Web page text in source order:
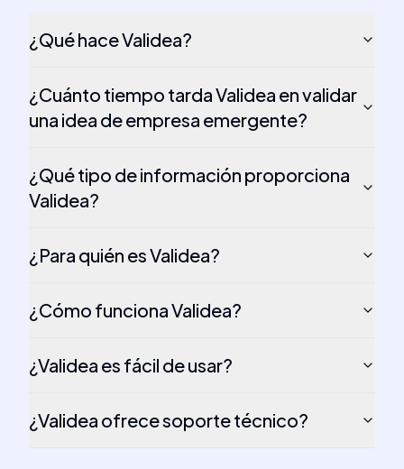
¿Qué hace Validea?
¿Cuánto tiempo tarda Validea en validar
una idea de empresa emergente?
¿Qué tipo de información proporciona
Validea?
¿Para quién es Validea?
¿Cómo funciona Validea?
¿Validea es fácil de usar?
¿Validea ofrece soporte técnico?